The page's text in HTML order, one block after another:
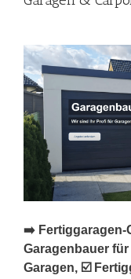
➡️ Fertiggaragen-
Garagenbauer
Garagen, ☑️